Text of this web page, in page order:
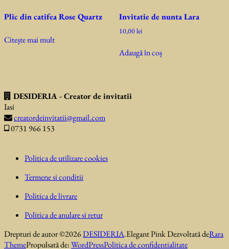
Plic din catifea Rose Quartz
Citește mai mult
Invitatie de nunta Lara
10,00lei
Adaugă în coș
DESIDERIA - Creator de invitatii
Iasi
creatordeinvitatii@gmail.com
0731 966 153
Politica de utilizare cookies
Termene si conditii
Politica de livrare
Politica de anulare si retur
Drepturi de autor ©2026DESIDERIA.Elegant PinkDezvoltată deRara
ThemePropulsată de:WordPressPolitica de confidentialitate